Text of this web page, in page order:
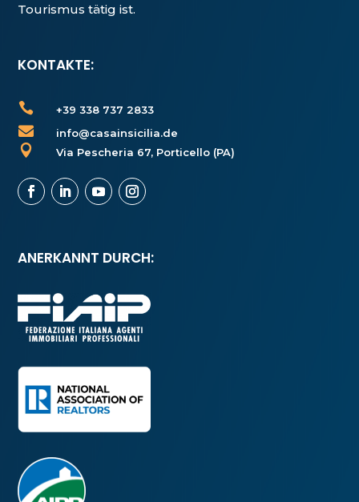
Tourismus tätig ist.
KONTAKTE:
 +39 338 737 2833
 info@casainsicilia.de
 Via Pescheria 67, Porticello (PA)
ANERKANNT DURCH: